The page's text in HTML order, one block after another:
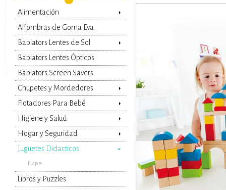
Agregar al carro
Alimentación
Alfombras de Goma Eva
Babiators Lentes de Sol
Babiators Lentes Ópticos
Babiators Screen Savers
Chupetes y Mordedores
Flotadores Para Bebé
Higiene y Salud
Hogar y Seguridad
Juguetes Didacticos
Hape
Libros y Puzzles